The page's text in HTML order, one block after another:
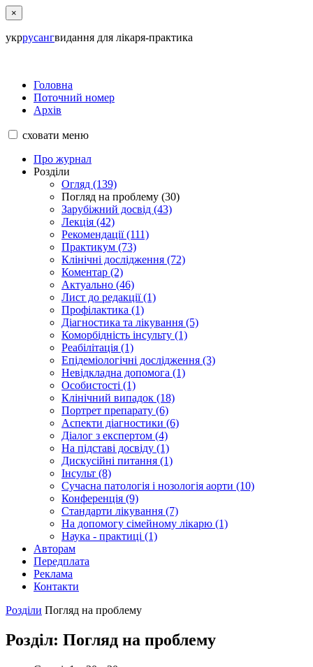
×
укррусангвидання для лікаря-практика
Головна
Поточний номер
Архів
сховати меню
Про журнал
Розділи
Огляд (139)
Погляд на проблему (30)
Зарубіжний досвід (43)
Лекція (42)
Рекомендації (111)
Практикум (73)
Клінічні дослідження (72)
Коментар (2)
Актуально (46)
Лист до редакції (1)
Профілактика (1)
Діагностика та лікування (5)
Коморбідність інсульту (1)
Реабілітація (1)
Епідеміологічні дослідження (3)
Невідкладна допомога (1)
Особистості (1)
Клінічний випадок (18)
Портрет препарату (6)
Аспекти діагностики (6)
Діалог з експертом (4)
На підставі досвіду (1)
Дискусійні питання (1)
Інсульт (8)
Сучасна патологія і нозологія аорти (10)
Конференція (9)
Стандарти лікування (7)
На допомогу сімейному лікарю (1)
Наука - практиці (1)
Авторам
Передплата
Реклама
Контакти
Розділи Погляд на проблему
Розділ: Погляд на проблему